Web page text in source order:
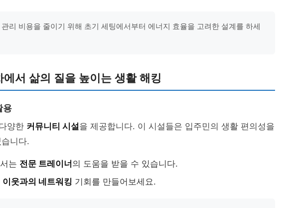
리 비용을 줄이기 위해 초기 세팅에서부터 에너지 효율을 고려한 설계를 하세
에서 삶의 질을 높이는 생활 해킹
용
양한 커뮤니티 시설을 제공합니다. 이 시설들은 입주민의 생활 편의성을
니다.
는 전문 트레이너 의 도움을 받을 수 있습니다.
이웃과의 네트워킹 기회를 만들어보세요.